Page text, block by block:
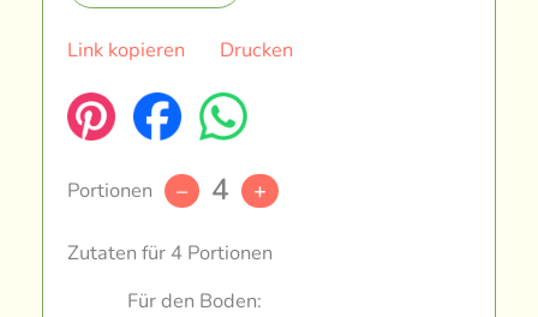
Link kopieren Drucken
Portionen – 4 +
Zutaten für 4 Portionen
Für den Boden: